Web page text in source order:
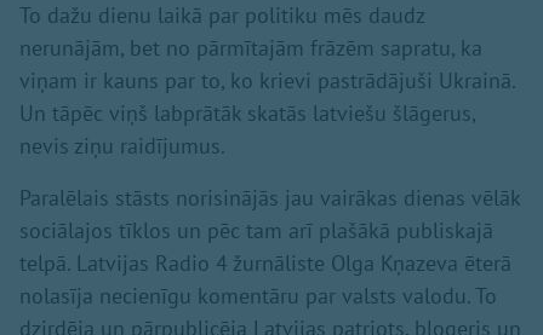
To dažu dienu laikā par politiku mēs daudz
nerunājām, bet no pārmītajām frāzēm sapratu, ka
viņam ir kauns par to, ko krievi pastrādājuši Ukrainā.
Un tāpēc viņš labprātāk skatās latviešu šlāgerus,
nevis ziņu raidījumus.
Paralēlais stāsts norisinājās jau vairākas dienas vēlāk
sociālajos tīklos un pēc tam arī plašākā publiskajā
telpā. Latvijas Radio 4 žurnāliste Olga Kņazeva ēterā
nolasīja necienīgu komentāru par valsts valodu. To
dzirdēja un pārpublicēja Latvijas patriots, blogeris un